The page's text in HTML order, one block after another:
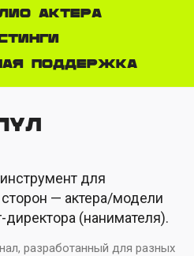
актера
поддержка
для
— актера/модели
директора (нанимателя).
разработанный для разных